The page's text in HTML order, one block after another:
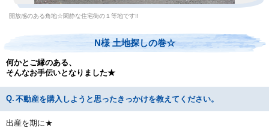
開放感のある角地☆閑静な住宅街の１等地です!!
N様 土地探しの巻☆
何かとご縁のある、
そんなお手伝いとなりました★
不動産を購入しようと思ったきっかけを教えてください。
出産を期に★